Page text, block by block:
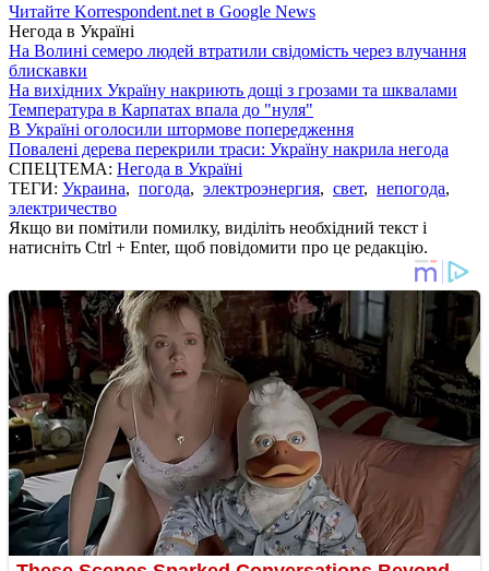
Читайте Korrespondent.net в Google News
Негода в Україні
На Волині семеро людей втратили свідомість через влучання
блискавки
На вихідних Україну накриють дощі з грозами та шквалами
Температура в Карпатах впала до "нуля"
В Україні оголосили штормове попередження
Повалені дерева перекрили траси: Україну накрила негода
СПЕЦТЕМА: Негода в Україні
ТЕГИ: Украина, погода, электроэнергия, свет, непогода,
электричество
Якщо ви помітили помилку, виділіть необхідний текст і
натисніть Ctrl + Enter, щоб повідомити про це редакцію.